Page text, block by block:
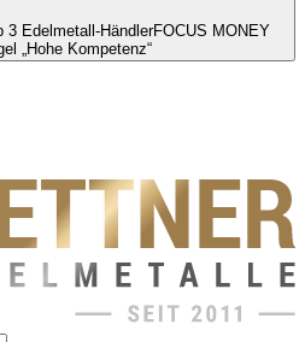
3 Edelmetall-HändlerFOCUS MONEY
„Hohe Kompetenz“